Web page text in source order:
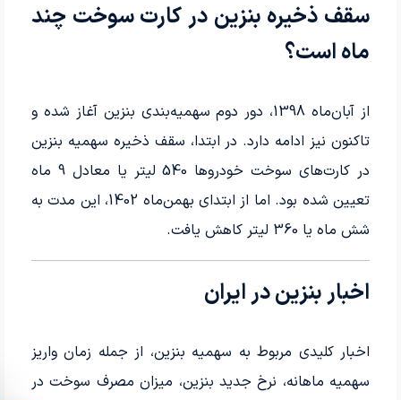
سقف ذخیره بنزین در کارت سوخت چند
ماه است؟
از آبان‌ماه 1398، دور دوم سهمیه‌بندی بنزین آغاز شده و
تاکنون نیز ادامه دارد. در ابتدا، سقف ذخیره سهمیه بنزین
در کارت‌های سوخت خودروها 540 لیتر یا معادل 9 ماه
تعیین شده بود. اما از ابتدای بهمن‌ماه 1402، این مدت به
شش ماه یا 360 لیتر کاهش یافت.
اخبار بنزین در ایران
اخبار کلیدی مربوط به سهمیه بنزین، از جمله زمان واریز
سهمیه ماهانه، نرخ جدید بنزین، میزان مصرف سوخت در